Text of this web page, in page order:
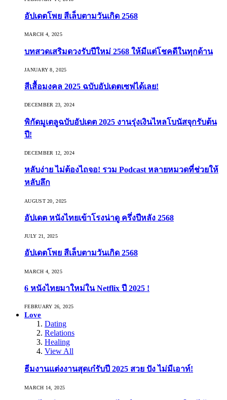
อัปเดตโพย สีเล็บตามวันเกิด 2568
MARCH 4, 2025
บทสวดเสริมดวงรับปีใหม่ 2568 ให้มีแต่โชคดีในทุกด้าน
JANUARY 8, 2025
สีเสื้อมงคล 2025 ฉบับอัปเดตเซฟได้เลย!
DECEMBER 23, 2024
พิกัดมูเตลูฉบับอัปเดต 2025 งานรุ่งเงินไหลโบนัสจุกรับต้น
ปี!
DECEMBER 12, 2024
หลับง่าย ไม่ต้องไถจอ! รวม Podcast หลายหมวดที่ช่วยให้
หลับลึก
AUGUST 20, 2025
อัปเดต หนังไทยเข้าโรงน่าดู ครึ่งปีหลัง 2568
JULY 21, 2025
อัปเดตโพย สีเล็บตามวันเกิด 2568
MARCH 4, 2025
6 หนังไทยมาใหม่ใน Netflix ปี 2025 !
FEBRUARY 26, 2025
Love
Dating
Relations
Healing
View All
ธีมงานแต่งงานสุดเก๋รับปี 2025 สวย ปัง ไม่มีเอาท์!
MARCH 14, 2025